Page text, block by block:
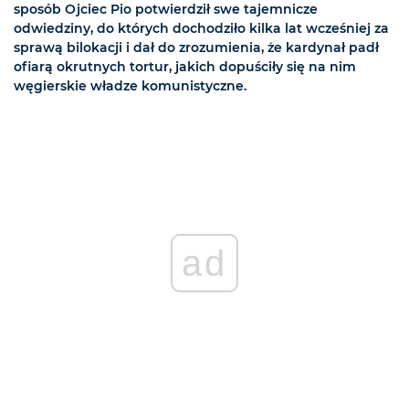
sposób Ojciec Pio potwierdził swe tajemnicze
odwiedziny, do których dochodziło kilka lat wcześniej za
sprawą bilokacji i dał do zrozumienia, że kardynał padł
ofiarą okrutnych tortur, jakich dopuściły się na nim
węgierskie władze komunistyczne.
ad